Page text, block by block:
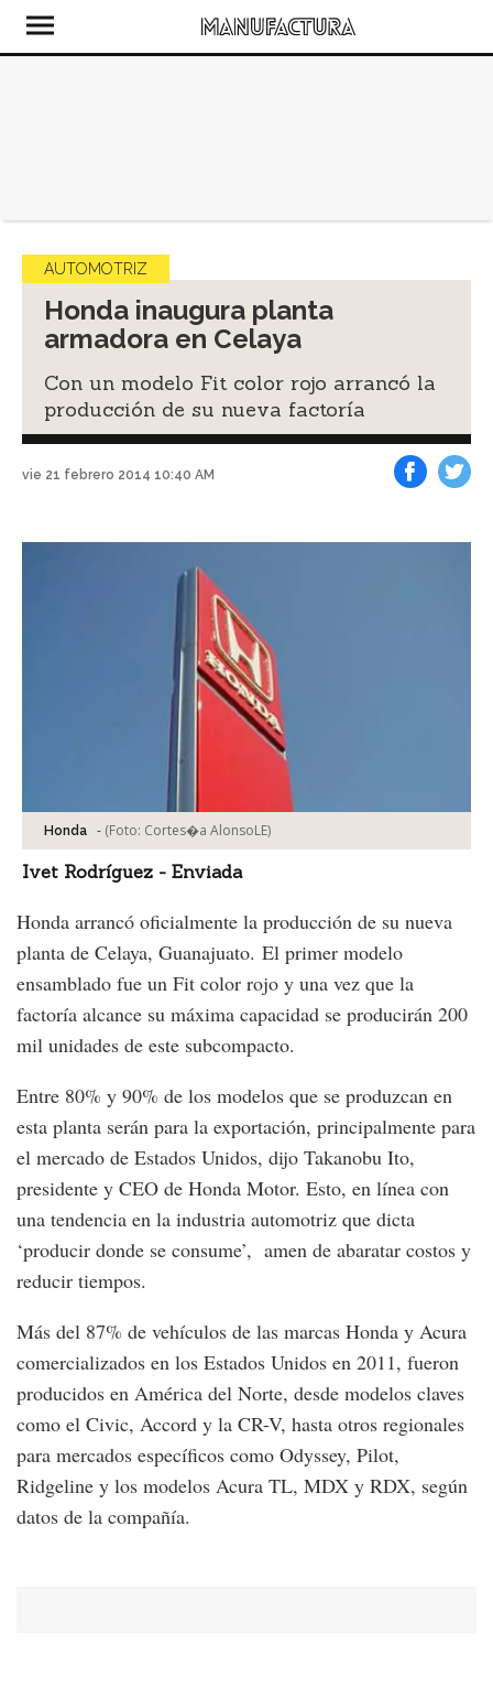
AUTOMOTRIZ
Honda inaugura planta
armadora en Celaya
Con un modelo Fit color rojo arrancó la
producción de su nueva factoría
vie 21 febrero 2014 10:40 AM
Honda - (Foto: Cortes�a AlonsoLE)
Ivet Rodríguez - Enviada
Honda arrancó oficialmente la producción de su nueva
planta de Celaya, Guanajuato. El primer modelo
ensamblado fue un Fit color rojo y una vez que la
factoría alcance su máxima capacidad se producirán 200
mil unidades de este subcompacto.
Entre 80% y 90% de los modelos que se produzcan en
esta planta serán para la exportación, principalmente para
el mercado de Estados Unidos, dijo Takanobu Ito,
presidente y CEO de Honda Motor. Esto, en línea con
una tendencia en la industria automotriz que dicta
‘producir donde se consume’, amen de abaratar costos y
reducir tiempos.
Más del 87% de vehículos de las marcas Honda y Acura
comercializados en los Estados Unidos en 2011, fueron
producidos en América del Norte, desde modelos claves
como el Civic, Accord y la CR-V, hasta otros regionales
para mercados específicos como Odyssey, Pilot,
Ridgeline y los modelos Acura TL, MDX y RDX, según
datos de la compañía.